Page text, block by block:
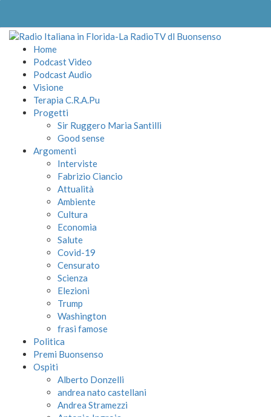
Home
Podcast Video
Podcast Audio
Visione
Terapia C.R.A.Pu
Progetti
Sir Ruggero Maria Santilli
Good sense
Argomenti
Interviste
Fabrizio Ciancio
Attualità
Ambiente
Cultura
Economia
Salute
Covid-19
Censurato
Scienza
Elezioni
Trump
Washington
frasi famose
Politica
Premi Buonsenso
Ospiti
Alberto Donzelli
andrea nato castellani
Andrea Stramezzi